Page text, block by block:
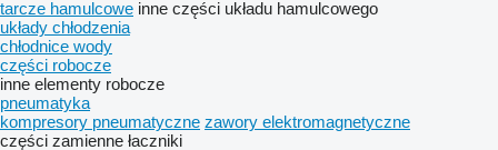
tarcze hamulcowe inne części układu hamulcowego
układy chłodzenia
chłodnice wody
części robocze
inne elementy robocze
pneumatyka
kompresory pneumatyczne zawory elektromagnetyczne
części zamienne łaczniki